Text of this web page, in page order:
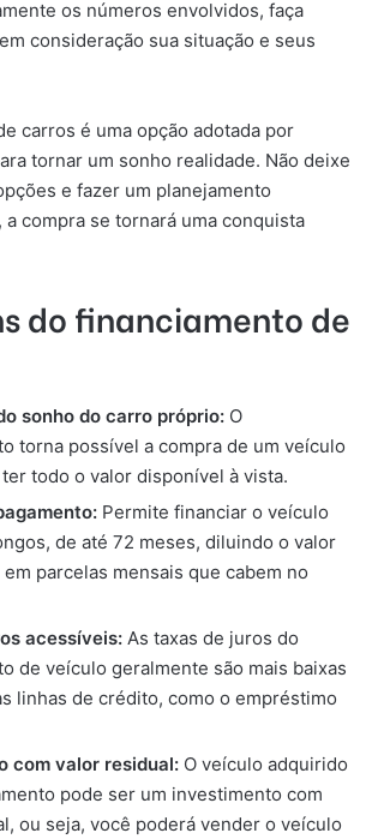
os números envolvidos, faça
consideração sua situação e seus
carros é uma opção adotada por
tornar um sonho realidade. Não deixe
e fazer um planejamento
a compra se tornará uma conquista
do financiamento de
sonho do carro próprio: O
torna possível a compra de um veículo
todo o valor disponível à vista.
Permite financiar o veículo
de até 72 meses, diluindo o valor
parcelas mensais que cabem no
acessíveis: As taxas de juros do
de veículo geralmente são mais baixas
linhas de crédito, como o empréstimo
com valor residual: O veículo adquirido
pode ser um investimento com
ou seja, você poderá vender o veículo